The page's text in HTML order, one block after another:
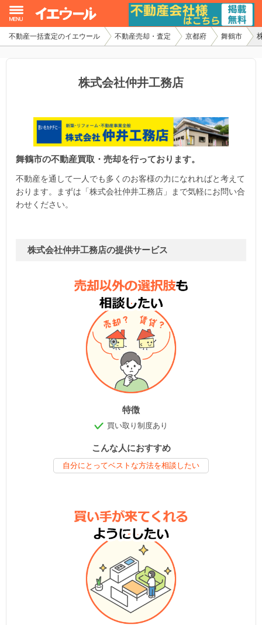
不動産一括査定のイエウール 不動産売却・査定 京都府 舞鶴市
株式会社仲井工務店
舞鶴市の不動産買取・売却を行っております。
不動産を通して一人でも多くのお客様の力になれればと考えて
おります。まずは「株式会社仲井工務店」まで気軽にお問い合
わせください。
株式会社仲井工務店の提供サービス
特徴
買い取り制度あり
こんな人におすすめ
自分にとってベストな方法を相談したい
イエウール加盟希望の不動産会社様
不動産の売却・一括査定
家査定シミュレーター
お問い合わせ